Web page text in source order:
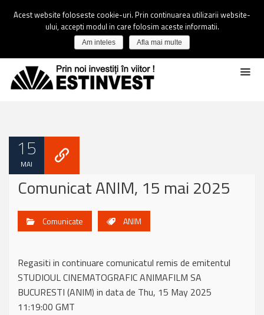
15
MAI
Comunicat ANIM, 15 mai 2025
Comunicate ANIM
Regasiti in continuare comunicatul remis de emitentul
STUDIOUL CINEMATOGRAFIC ANIMAFILM SA
BUCURESTI (ANIM) in data de Thu, 15 May 2025
11:19:00 GMT
Acest website foloseste cookie-uri. Prin continuarea utilizarii website-
ului, accepti modul in care folosim aceste informatii.
Am inteles Afla mai multe